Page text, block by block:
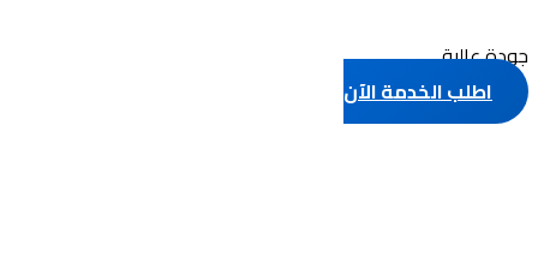
جودة عالية
اطلب الخدمة الآن